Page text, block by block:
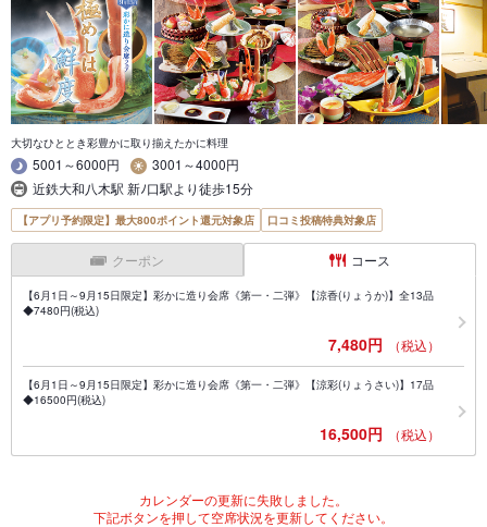
大切なひととき彩豊かに取り揃えたかに料理
5001～6000円
3001～4000円
近鉄大和八木駅 新ﾉ口駅より徒歩15分
【アプリ予約限定】最大800ポイント還元対象店 口コミ投稿特典対象店
クーポン コース
【6月1日～9月15日限定】彩かに造り会席《第一・二弾》【涼香(りょうか)】全13品
◆7480円(税込)
7,480円 （税込）
【6月1日～9月15日限定】彩かに造り会席《第一・二弾》【涼彩(りょうさい)】17品
◆16500円(税込)
16,500円 （税込）
カレンダーの更新に失敗しました。
下記ボタンを押して空席状況を更新してください。